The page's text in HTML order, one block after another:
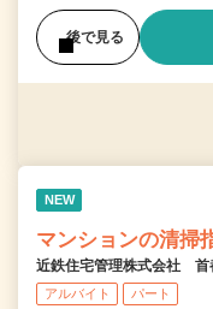
後で見る
NEW
マンションの清掃
近鉄住宅管理株式会社 首
アルバイト パート